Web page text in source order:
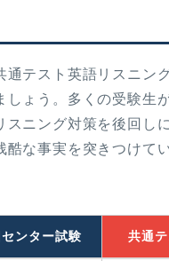
通テスト英語リスニン
しょう。多くの受験生
スニング対策を後回し
酷な事実を突きつけてい
センター試験 共通テ